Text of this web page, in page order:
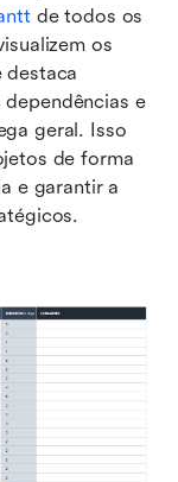
de todos os
os
e
geral. Isso
de forma
e garantir a